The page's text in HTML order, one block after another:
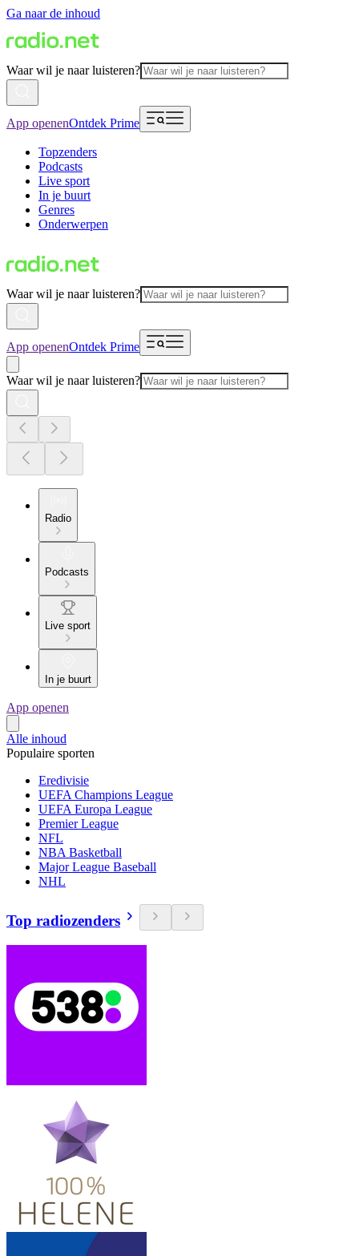
Ga naar de inhoud
Waar wil je naar luisteren?
App openenOntdek Prime
Topzenders
Podcasts
Live sport
In je buurt
Genres
Onderwerpen
Waar wil je naar luisteren?
App openenOntdek Prime
Waar wil je naar luisteren?
Radio
Podcasts
Live sport
In je buurt
App openen
Alle inhoud
Populaire sporten
Eredivisie
UEFA Champions League
UEFA Europa League
Premier League
NFL
NBA Basketball
Major League Baseball
NHL
Top radiozenders